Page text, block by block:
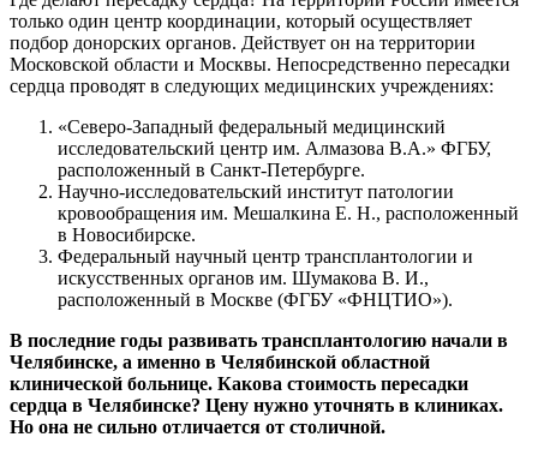
только один центр координации, который осуществляет
подбор донорских органов. Действует он на территории
Московской области и Москвы. Непосредственно пересадки
сердца проводят в следующих медицинских учреждениях:
«Северо-Западный федеральный медицинский
исследовательский центр им. Алмазова В.А.» ФГБУ,
расположенный в Санкт-Петербурге.
Научно-исследовательский институт патологии
кровообращения им. Мешалкина Е. Н., расположенный
в Новосибирске.
Федеральный научный центр трансплантологии и
искусственных органов им. Шумакова В. И.,
расположенный в Москве (ФГБУ «ФНЦТИО»).
В последние годы развивать трансплантологию начали в
Челябинске, а именно в Челябинской областной
клинической больнице. Какова стоимость пересадки
сердца в Челябинске? Цену нужно уточнять в клиниках.
Но она не сильно отличается от столичной.